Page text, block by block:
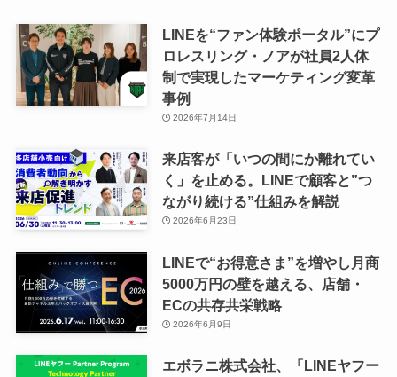
LINEを“ファン体験ポータル”にプ
ロレスリング・ノアが社員2人体
制で実現したマーケティング変革
事例
2026年7月14日
来店客が「いつの間にか離れてい
く」を止める。LINEで顧客と”つ
ながり続ける”仕組みを解説
2026年6月23日
LINEで“お得意さま”を増やし月商
5000万円の壁を越える、店舗・
ECの共存共栄戦略
2026年6月9日
エボラニ株式会社、「LINEヤフー